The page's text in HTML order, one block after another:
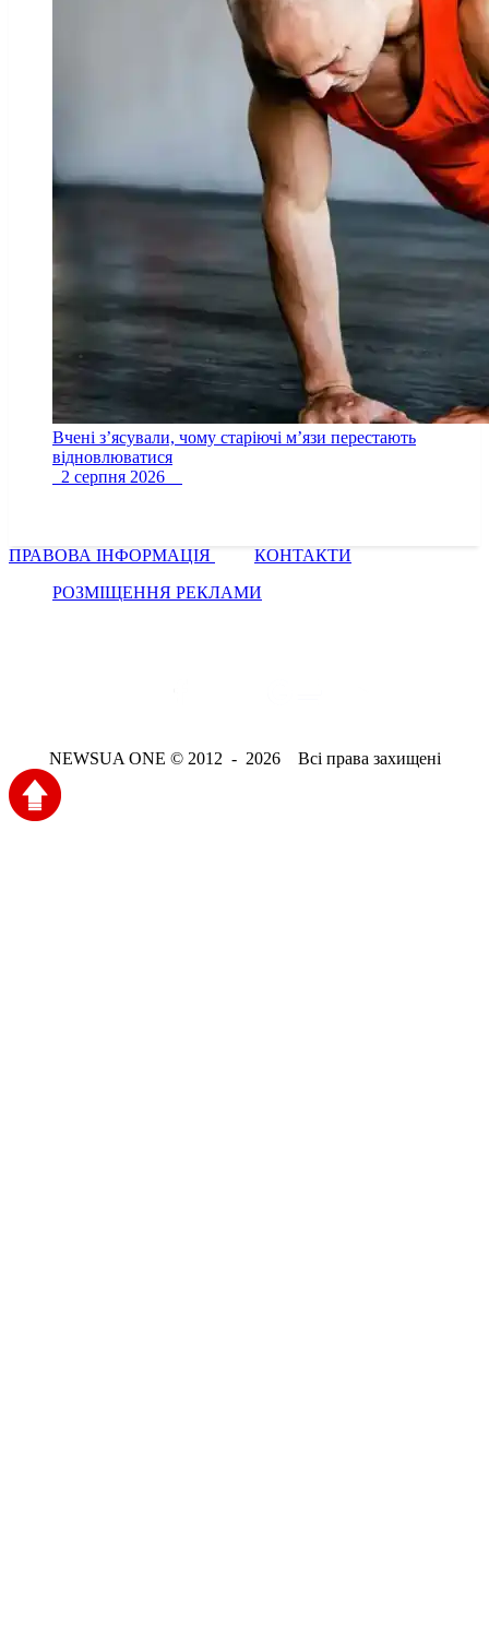
Вчені з’ясували, чому старіючі м’язи перестають
відновлюватися
2 серпня 2026
ПРАВОВА ІНФОРМАЦІЯ
КОНТАКТИ
РОЗМІЩЕННЯ РЕКЛАМИ
NEWSUA ONE © 2012 - 2026 Всі права захищені